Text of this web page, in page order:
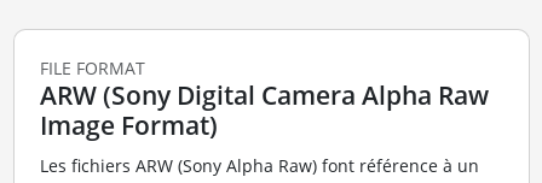
FILE FORMAT
ARW (Sony Digital Camera Alpha Raw
Image Format)
Les fichiers ARW (Sony Alpha Raw) font référence à un